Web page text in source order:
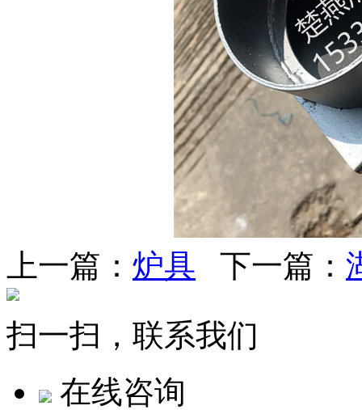
上一篇： 炉具 下一篇：
扫一扫，联系我们
在线咨询